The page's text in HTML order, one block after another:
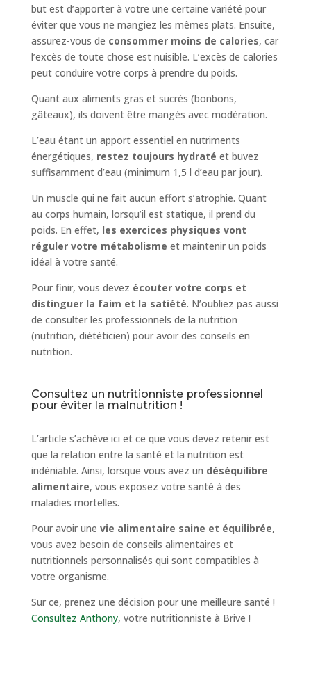
but est d’apporter à votre une certaine variété pour
éviter que vous ne mangiez les mêmes plats. Ensuite,
assurez-vous de consommer moins de calories, car
l’excès de toute chose est nuisible. L’excès de calories
peut conduire votre corps à prendre du poids.
Quant aux aliments gras et sucrés (bonbons,
gâteaux), ils doivent être mangés avec modération.
L’eau étant un apport essentiel en nutriments
énergétiques, restez toujours hydraté et buvez
suffisamment d’eau (minimum 1,5 l d’eau par jour).
Un muscle qui ne fait aucun effort s’atrophie. Quant
au corps humain, lorsqu’il est statique, il prend du
poids. En effet, les exercices physiques vont
réguler votre métabolisme et maintenir un poids
idéal à votre santé.
Pour finir, vous devez écouter votre corps et
distinguer la faim et la satiété. N’oubliez pas aussi
de consulter les professionnels de la nutrition
(nutrition, diététicien) pour avoir des conseils en
nutrition.
Consultez un nutritionniste professionnel
pour éviter la malnutrition !
L’article s’achève ici et ce que vous devez retenir est
que la relation entre la santé et la nutrition est
indéniable. Ainsi, lorsque vous avez un déséquilibre
alimentaire, vous exposez votre santé à des
maladies mortelles.
Pour avoir une vie alimentaire saine et équilibrée,
vous avez besoin de conseils alimentaires et
nutritionnels personnalisés qui sont compatibles à
votre organisme.
Sur ce, prenez une décision pour une meilleure santé !
Consultez Anthony, votre nutritionniste à Brive !